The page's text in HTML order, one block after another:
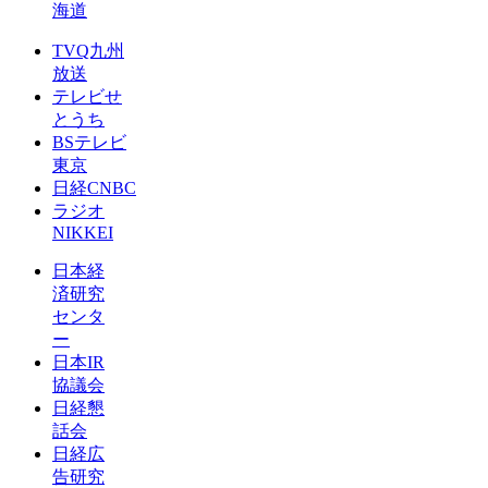
海道
TVQ九州
放送
テレビせ
とうち
BSテレビ
東京
日経CNBC
ラジオ
NIKKEI
日本経
済研究
センタ
ー
日本IR
協議会
日経懇
話会
日経広
告研究